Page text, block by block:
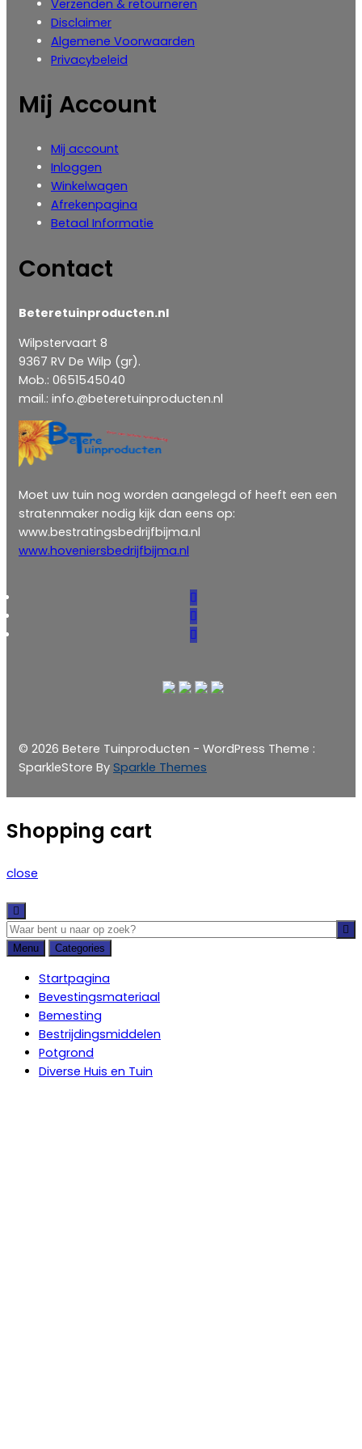
Verzenden & retourneren
Disclaimer
Algemene Voorwaarden
Privacybeleid
Mij Account
Mij account
Inloggen
‎Winkelwagen
Afrekenpagina
Betaal Informatie
Contact
Beteretuinproducten.nl
Wilpstervaart 8
9367 RV De Wilp (gr).
Mob.: 0651545040
mail.: info.@beteretuinproducten.nl
Moet uw tuin nog worden aangelegd of heeft een een
stratenmaker nodig kijk dan eens op:
www.bestratingsbedrijfbijma.nl
www.hoveniersbedrijfbijma.nl
© 2026 Betere Tuinproducten - WordPress Theme :
SparkleStore By Sparkle Themes
Shopping cart
close
Menu Categories
Startpagina
Bevestingsmateriaal
Bemesting
Bestrijdingsmiddelen
Potgrond
Diverse Huis en Tuin